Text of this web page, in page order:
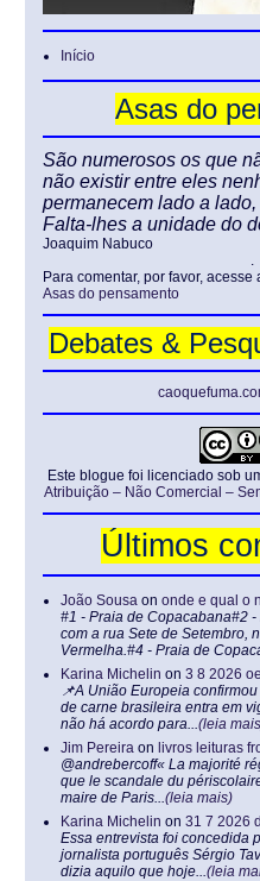
Início
Asas do
São numerosos os que
não existir entre eles
permanecem lado a
Falta-lhes a unidade do
Joaquim Nabuco
.
Para comentar, por favor, acesse
Asas do pensamento
Debates &
Este blogue foi licenciado sob
Atribuição – Não Comercial –
Últimos
João Sousa on onde e qual o
#1 - Praia de Copacabana#2
com a rua Sete de Setembro,
Vermelha.#4 - Praia de
Karina Michelin on 3 8 2026
📌A União Europeia
de carne brasileira entra em
não há acordo para...(leia
Jim Pereira on livros leituras
@andrebercoff« La majorité
que le scandale du
maire de Paris...(leia mais)
Karina Michelin on 31 7 2026
Essa entrevista foi concedida
jornalista português Sérgio
dizia aquilo que hoje...(leia